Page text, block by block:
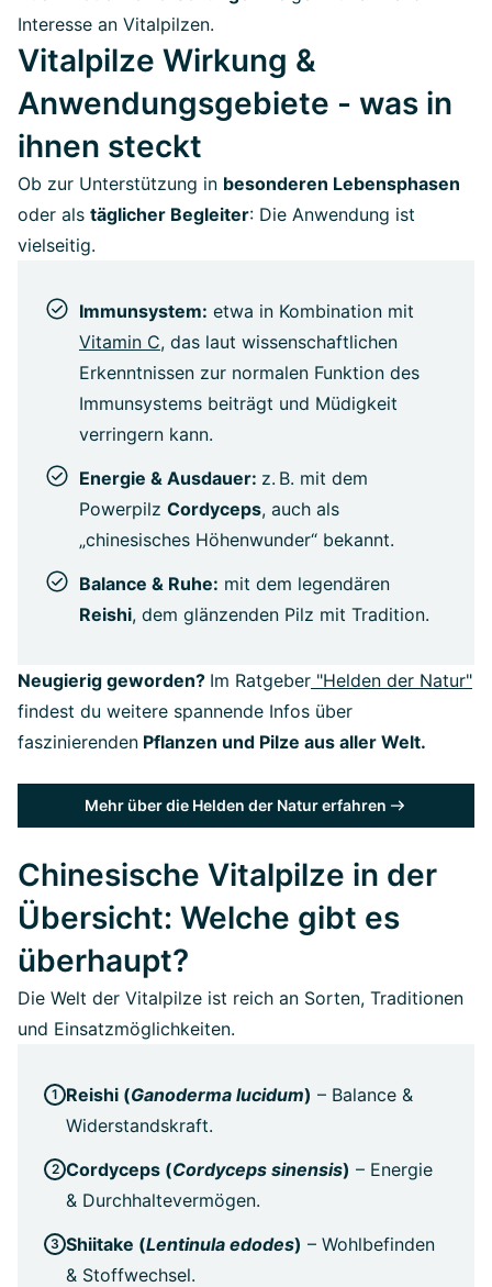
Interesse an Vitalpilzen.
Vitalpilze Wirkung &
Anwendungsgebiete - was in
ihnen steckt
Ob zur Unterstützung in besonderen Lebensphasen
oder als täglicher Begleiter: Die Anwendung ist
vielseitig.
Immunsystem: etwa in Kombination mit
Vitamin C, das laut wissenschaftlichen
Erkenntnissen zur normalen Funktion des
Immunsystems beiträgt und Müdigkeit
verringern kann.
Energie & Ausdauer: z. B. mit dem
Powerpilz Cordyceps, auch als
„chinesisches Höhenwunder“ bekannt.
Balance & Ruhe: mit dem legendären
Reishi, dem glänzenden Pilz mit Tradition.
Neugierig geworden? Im Ratgeber "Helden der Natur"
findest du weitere spannende Infos über
faszinierenden Pflanzen und Pilze aus aller Welt.
Mehr über die Helden der Natur erfahren
Chinesische Vitalpilze in der
Übersicht: Welche gibt es
überhaupt?
Die Welt der Vitalpilze ist reich an Sorten, Traditionen
und Einsatzmöglichkeiten.
Reishi (Ganoderma lucidum) – Balance &
Widerstandskraft.
Cordyceps (Cordyceps sinensis) – Energie
& Durchhaltevermögen.
Shiitake (Lentinula edodes) – Wohlbefinden
& Stoffwechsel.